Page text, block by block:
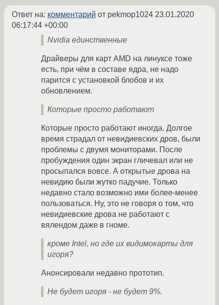
Ответ на: комментарий от pekmop1024 23.01.2020
06:17:44 +00:00
Nvidia единственные
Драйверы для карт AMD на линуксе тоже
есть, при чём в составе ядра, не надо
парится с установкой блобов и их
обновлением.
Которые просто работают
Которые просто работают иногда. Долгое
время страдал от невидиевских дров, были
проблемы с двумя мониторами. После
пробуждения один экран гличевал или не
просыпался вовсе. А открытые дрова на
невидию были жутко падучие. Только
недавно стало возможно ими более-менее
пользоваться. Ну, это не говоря о том, что
невидиевские дрова не работают с
вялендом даже в гноме.
кроме Intel, но где их видимокарты для
игоря?
Анонсировали недавно прототип.
Не будет игоря - не будет 9%.